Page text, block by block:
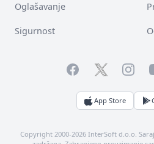
Oglašavanje
Sigurnost
FacebookTwitter
App Store
Copyright 2000-2026 InterSoft d.o.o.